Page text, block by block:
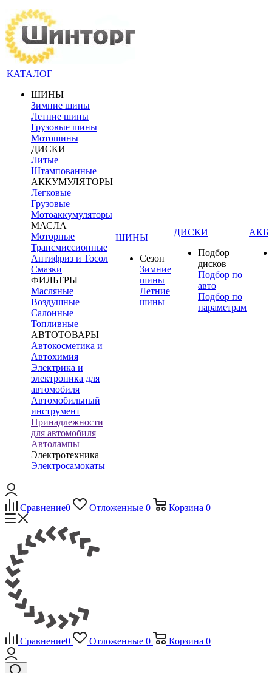
КАТАЛОГ
ШИНЫ
Зимние шины
Летние шины
Грузовые шины
Мотошины
ДИСКИ
Литые
Штампованные
АККУМУЛЯТОРЫ
Легковые
Грузовые
Мотоаккумуляторы
МАСЛА
Моторные
Трансмиссионные
Антифриз и Тосол
Смазки
ФИЛЬТРЫ
Масляные
Воздушные
Салонные
Топливные
АВТОТОВАРЫ
Автокосметика и
Автохимия
Электрика и
электроника для
автомобиля
Автомобильный
инструмент
Принадлежности
для автомобиля
Автолампы
Электротехника
Электросамокаты
ШИНЫ
Сезон
Зимние
шины
Летние
шины
ДИСКИ
Подбор
дисков
Подбор по
авто
Подбор по
параметрам
АКБ
Сравнение0 Отложенные 0 Корзина 0
Сравнение0 Отложенные 0 Корзина 0